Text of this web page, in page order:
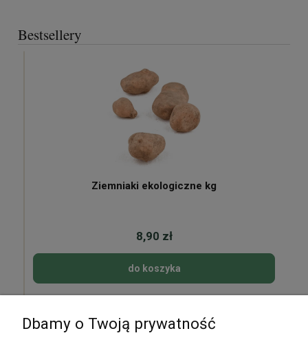
Bestsellery
Ziemniaki ekologiczne kg
8,90 zł
do koszyka
Dbamy o Twoją prywatność